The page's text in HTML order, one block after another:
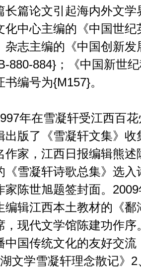
长篇论文引起海内外文
化中心主编的《中国世
杂志主编的《中国创新
880-884}；《中国新世
编号为{M157}。
年在雪凝轩受江西百花
出版了《雪凝轩文集》
作家，江西日报编辑熊
《雪凝轩诗歌总集》选
家陈世旭题签封面。
编辑江西本土教材的《
，现代文学馆陈建功作
中国传统文化的友好交
文学雪凝轩理念散记》